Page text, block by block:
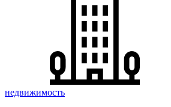
недвижимость